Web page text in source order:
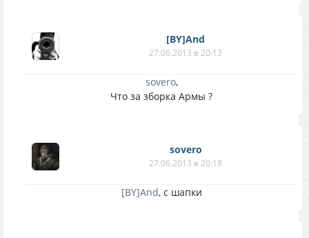
[BY]And
27.06.2013 в 20:13
sovero,
Что за зборка Армы ?
sovero
27.06.2013 в 20:18
[BY]And, с шапки